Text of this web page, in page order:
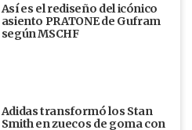
Así es el rediseño del icónico
asiento PRATONE de Gufram
según MSCHF
Adidas transformó los Stan
Smith en zuecos de goma con